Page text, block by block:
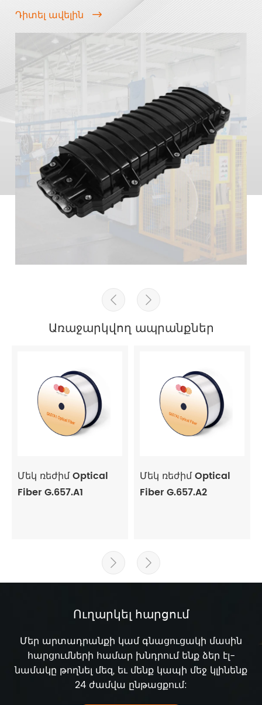
Դիտել ավելին 
 
Առաջարկվող ապրանքներ
Մեկ ռեժիմ Optical
Fiber G.657.A1
Մեկ ռեժիմ Optical
Fiber G.657.A2
 
Ուղարկել հարցում
Մեր արտադրանքի կամ գնացուցակի մասին
հարցումների համար խնդրում ենք ձեր էլ-
նամակը թողնել մեզ, եւ մենք կապի մեջ կլինենք
24 ժամվա ընթացքում: